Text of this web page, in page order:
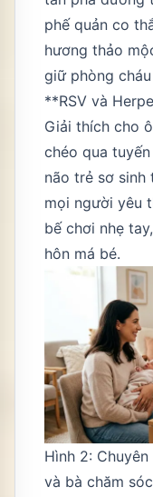
phế quản co
hương thảo
giữ phòng
**RSV và
Giải thích cho
chéo qua
não trẻ sơ sinh
mọi người yêu
bế chơi nhẹ
hôn má bé.
Hình 2:
và bà chăm